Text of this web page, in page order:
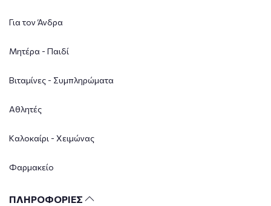
Για τον Άνδρα
Μητέρα - Παιδί
Βιταμίνες - Συμπληρώματα
Αθλητές
Καλοκαίρι - Χειμώνας
Φαρμακείο
ΠΛΗΡΟΦΟΡΙΕΣ